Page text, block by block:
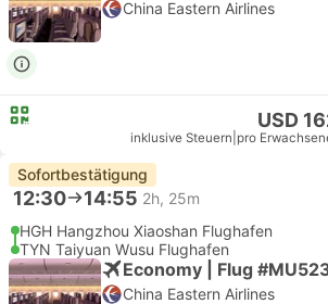
China Eastern Airlines
USD
inklusive Steuern pro
Sofortbestätigung
12:30 14:55 2h, 25m
HGH Hangzhou Xiaoshan Flughafen
TYN Taiyuan Wusu Flughafen
Economy | Flug
China Eastern Airlines